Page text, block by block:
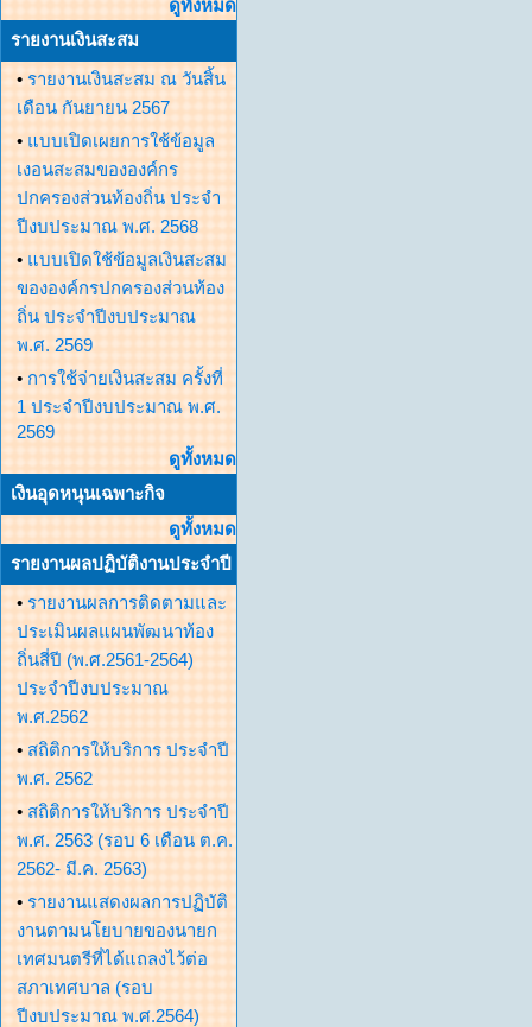
ดูทั้งหมด
รายงานเงินสะสม
• รายงานเงินสะสม ณ วันสิ้น
เดือน กันยายน 2567
• แบบเปิดเผยการใช้ข้อมูล
เงอนสะสมขององค์กร
ปกครองส่วนท้องถิ่น ประจำ
ปีงบประมาณ พ.ศ. 2568
• แบบเปิดใช้ข้อมูลเงินสะสม
ขององค์กรปกครองส่วนท้อง
ถิ่น ประจำปีงบประมาณ
พ.ศ. 2569
• การใช้จ่ายเงินสะสม ครั้งที่
1 ประจำปีงบประมาณ พ.ศ.
2569
ดูทั้งหมด
เงินอุดหนุนเฉพาะกิจ
ดูทั้งหมด
รายงานผลปฏิบัติงานประจำปี
• รายงานผลการติดตามและ
ประเมินผลแผนพัฒนาท้อง
ถิ่นสี่ปี (พ.ศ.2561-2564)
ประจำปีงบประมาณ
พ.ศ.2562
• สถิติการให้บริการ ประจำปี
พ.ศ. 2562
• สถิติการให้บริการ ประจำปี
พ.ศ. 2563 (รอบ 6 เดือน ต.ค.
2562- มี.ค. 2563)
• รายงานแสดงผลการปฏิบัติ
งานตามนโยบายของนายก
เทศมนตรีที่ได้แถลงไว้ต่อ
สภาเทศบาล (รอบ
ปีงบประมาณ พ.ศ.2564)